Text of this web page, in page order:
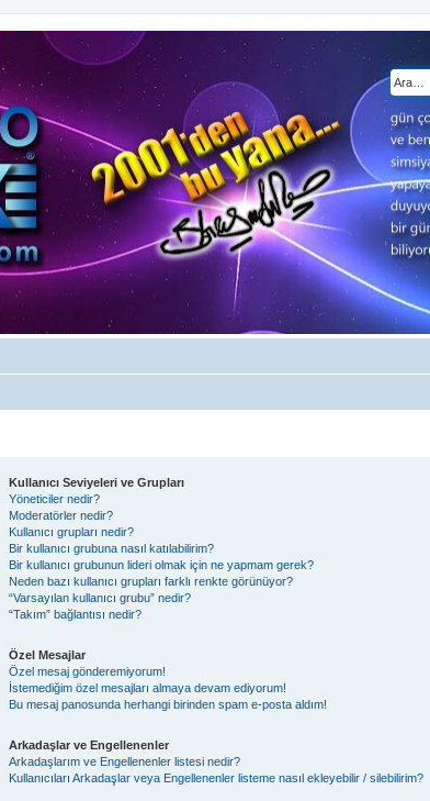
Kullanıcı Seviyeleri ve Grupları
Yöneticiler nedir?
Moderatörler nedir?
Kullanıcı grupları nedir?
Bir kullanıcı grubuna nasıl katılabilirim?
Bir kullanıcı grubunun lideri olmak için ne yapmam gerek?
Neden bazı kullanıcı grupları farklı renkte görünüyor?
“Varsayılan kullanıcı grubu” nedir?
“Takım” bağlantısı nedir?
Özel Mesajlar
Özel mesaj gönderemiyorum!
İstemediğim özel mesajları almaya devam ediyorum!
Bu mesaj panosunda herhangi birinden spam e-posta aldım!
Arkadaşlar ve Engellenenler
Arkadaşlarım ve Engellenenler listesi nedir?
Kullanıcıları Arkadaşlar veya Engellenenler listeme nasıl ekleyebilir / silebilirim?